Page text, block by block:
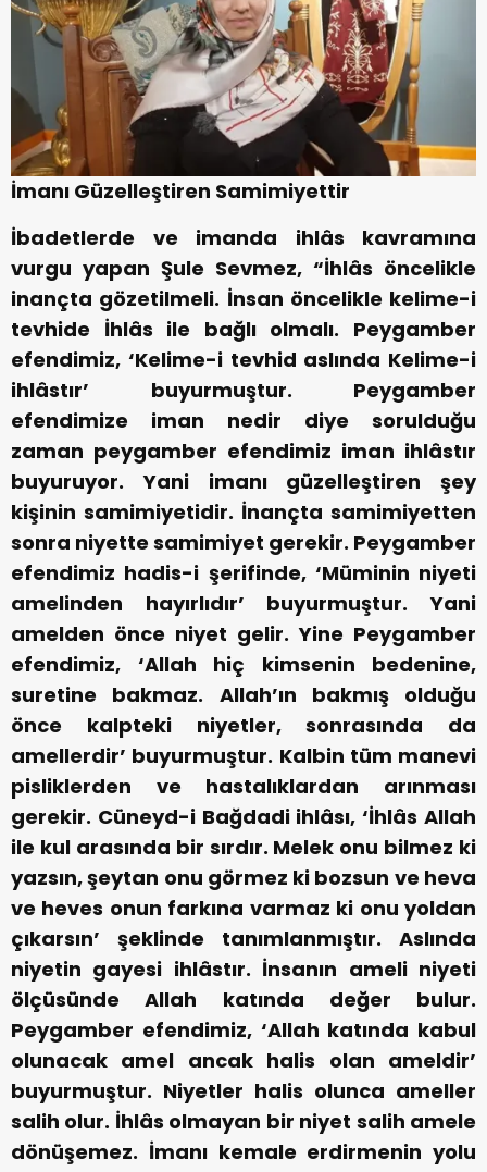
İmanı Güzelleştiren Samimiyettir
İbadetlerde ve imanda ihlâs kavramına
vurgu yapan Şule Sevmez, “İhlâs öncelikle
inançta gözetilmeli. İnsan öncelikle kelime-i
tevhide İhlâs ile bağlı olmalı. Peygamber
efendimiz, ‘Kelime-i tevhid aslında Kelime-i
ihlâstır’ buyurmuştur. Peygamber
efendimize iman nedir diye sorulduğu
zaman peygamber efendimiz iman ihlâstır
buyuruyor. Yani imanı güzelleştiren şey
kişinin samimiyetidir. İnançta samimiyetten
sonra niyette samimiyet gerekir. Peygamber
efendimiz hadis-i şerifinde, ‘Müminin niyeti
amelinden hayırlıdır’ buyurmuştur. Yani
amelden önce niyet gelir. Yine Peygamber
efendimiz, ‘Allah hiç kimsenin bedenine,
suretine bakmaz. Allah’ın bakmış olduğu
önce kalpteki niyetler, sonrasında da
amellerdir’ buyurmuştur. Kalbin tüm manevi
pisliklerden ve hastalıklardan arınması
gerekir. Cüneyd-i Bağdadi ihlâsı, ‘İhlâs Allah
ile kul arasında bir sırdır. Melek onu bilmez ki
yazsın, şeytan onu görmez ki bozsun ve heva
ve heves onun farkına varmaz ki onu yoldan
çıkarsın’ şeklinde tanımlanmıştır. Aslında
niyetin gayesi ihlâstır. İnsanın ameli niyeti
ölçüsünde Allah katında değer bulur.
Peygamber efendimiz, ‘Allah katında kabul
olunacak amel ancak halis olan ameldir’
buyurmuştur. Niyetler halis olunca ameller
salih olur. İhlâs olmayan bir niyet salih amele
dönüşemez. İmanı kemale erdirmenin yolu